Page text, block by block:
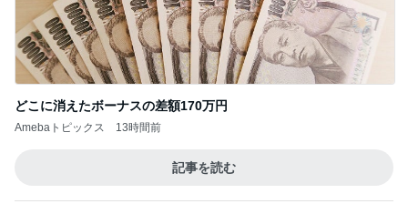
どこに消えたボーナスの差額170万円
Amebaトピックス 13時間前
記事を読む